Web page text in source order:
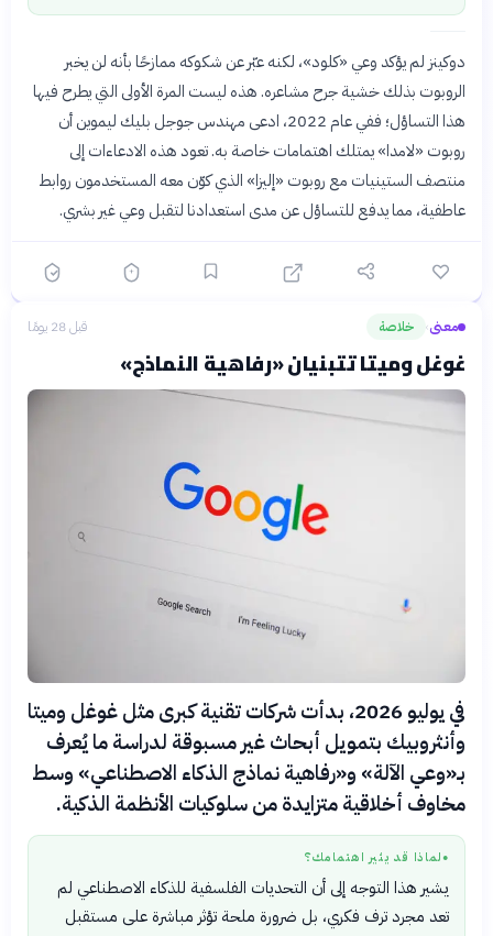
دوكينز لم يؤكد وعي «كلود»، لكنه عبّر عن شكوكه ممازحًا بأنه لن يخبر
الروبوت بذلك خشية جرح مشاعره. هذه ليست المرة الأولى التي يطرح فيها
هذا التساؤل؛ ففي عام 2022، ادعى مهندس جوجل بليك ليموين أن
روبوت «لامدا» يمتلك اهتمامات خاصة به. تعود هذه الادعاءات إلى
منتصف الستينيات مع روبوت «إليزا» الذي كوّن معه المستخدمون روابط
عاطفية، مما يدفع للتساؤل عن مدى استعدادنا لتقبل وعي غير بشري.
معنى› خلاصة قبل 28 يومًا
غوغل وميتا تتبنيان «رفاهية النماذج»
في يوليو 2026، بدأت شركات تقنية كبرى مثل غوغل وميتا
وأنثروبيك بتمويل أبحاث غير مسبوقة لدراسة ما يُعرف
بـ«وعي الآلة» و«رفاهية نماذج الذكاء الاصطناعي» وسط
مخاوف أخلاقية متزايدة من سلوكيات الأنظمة الذكية.
● لماذا قد يثير اهتمامك؟
يشير هذا التوجه إلى أن التحديات الفلسفية للذكاء الاصطناعي لم
تعد مجرد ترف فكري، بل ضرورة ملحة تؤثر مباشرة على مستقبل